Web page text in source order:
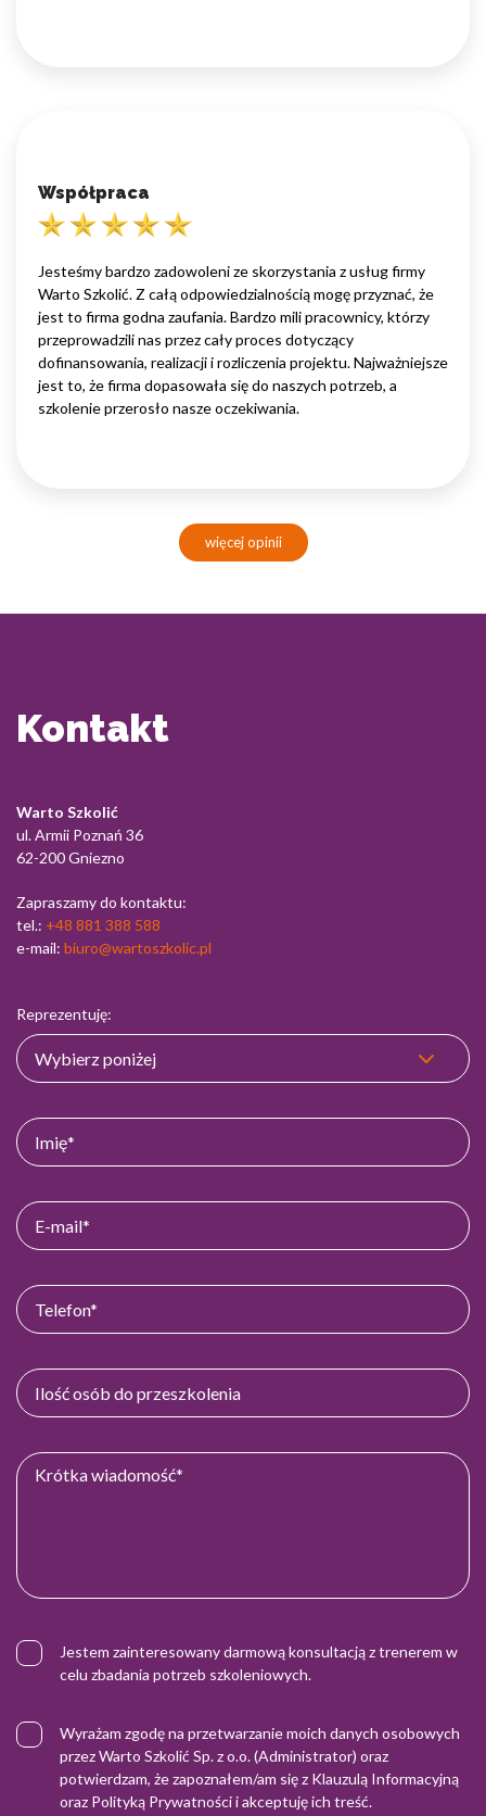
Współpraca
Jesteśmy bardzo zadowoleni ze skorzystania z usług firmy
Warto Szkolić. Z całą odpowiedzialnością mogę przyznać, że
jest to firma godna zaufania. Bardzo mili pracownicy, którzy
przeprowadzili nas przez cały proces dotyczący
dofinansowania, realizacji i rozliczenia projektu. Najważniejsze
jest to, że firma dopasowała się do naszych potrzeb, a
szkolenie przerosło nasze oczekiwania.
więcej opinii
Kontakt
Warto Szkolić
ul. Armii Poznań 36
62-200 Gniezno
Zapraszamy do kontaktu:
tel.: +48 881 388 588
e-mail: biuro@wartoszkolic.pl
Reprezentuję:
Jestem zainteresowany darmową konsultacją z trenerem w
celu zbadania potrzeb szkoleniowych.
Wyrażam zgodę na przetwarzanie moich danych osobowych
przez Warto Szkolić Sp. z o.o. (Administrator) oraz
potwierdzam, że zapoznałem/am się z Klauzulą Informacyjną
oraz Polityką Prywatnościi akceptuję ich treść.